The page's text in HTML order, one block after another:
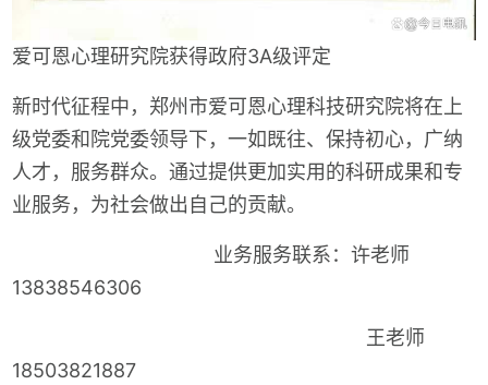
爱可恩心理研究院获得政府3A级评定
新时代征程中，郑州市爱可恩心理科技研究院将在上
级党委和院党委领导下，一如既往、保持初心，广纳
人才，服务群众。通过提供更加实用的科研成果和专
业服务，为社会做出自己的贡献。
业务服务联系：许老师
13838546306
王老师
18503821887